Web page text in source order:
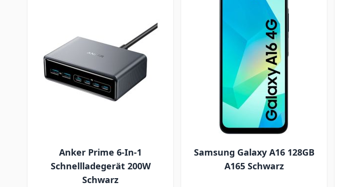
Anker Prime 6-In-1
Schnellladegerät 200W
Schwarz
Samsung Galaxy A16 128GB
A165 Schwarz